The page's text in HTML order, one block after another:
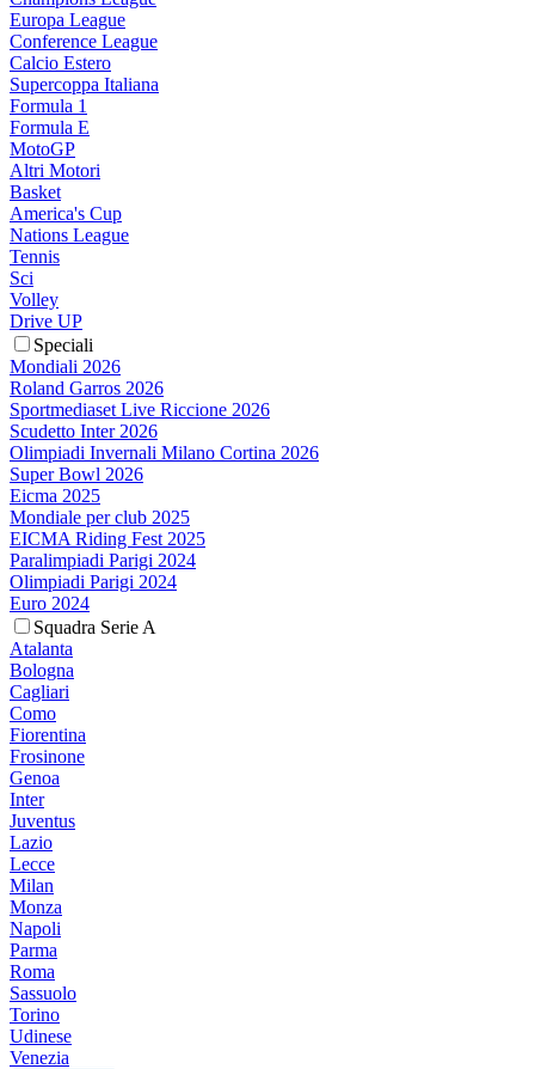
Europa League
Conference League
Calcio Estero
Supercoppa Italiana
Formula 1
Formula E
MotoGP
Altri Motori
Basket
America's Cup
Nations League
Tennis
Sci
Volley
Drive UP
Speciali
Mondiali 2026
Roland Garros 2026
Sportmediaset Live Riccione 2026
Scudetto Inter 2026
Olimpiadi Invernali Milano Cortina 2026
Super Bowl 2026
Eicma 2025
Mondiale per club 2025
EICMA Riding Fest 2025
Paralimpiadi Parigi 2024
Olimpiadi Parigi 2024
Euro 2024
Squadra Serie A
Atalanta
Bologna
Cagliari
Como
Fiorentina
Frosinone
Genoa
Inter
Juventus
Lazio
Lecce
Milan
Monza
Napoli
Parma
Roma
Sassuolo
Torino
Udinese
Venezia